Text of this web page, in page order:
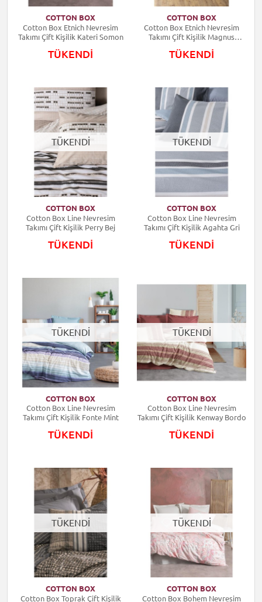
COTTON BOX
Cotton Box Etnich Nevresim
Takımı Çift Kişilik Kateri Somon
TÜKENDİ
COTTON BOX
Cotton Box Etnich Nevresim
Takımı Çift Kişilik Magnus
TÜKENDİ
TÜKENDİ
COTTON BOX
Cotton Box Line Nevresim
Takımı Çift Kişilik Perry Bej
TÜKENDİ
TÜKENDİ
COTTON BOX
Cotton Box Line Nevresim
Takımı Çift Kişilik Agahta Gri
TÜKENDİ
TÜKENDİ
COTTON BOX
Cotton Box Line Nevresim
Takımı Çift Kişilik Fonte Mint
TÜKENDİ
TÜKENDİ
COTTON BOX
Cotton Box Line Nevresim
Takımı Çift Kişilik Kenway Bordo
TÜKENDİ
TÜKENDİ
COTTON BOX
Cotton Box Toprak Çift Kişilik
TÜKENDİ
COTTON BOX
Cotton Box Bohem Nevresim